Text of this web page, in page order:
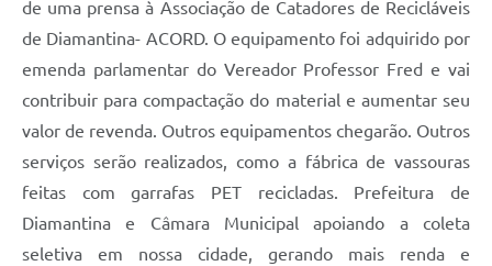
de uma prensa à Associação de Catadores de Recicláveis
de Diamantina- ACORD. O equipamento foi adquirido por
emenda parlamentar do Vereador Professor Fred e vai
contribuir para compactação do material e aumentar seu
valor de revenda. Outros equipamentos chegarão. Outros
serviços serão realizados, como a fábrica de vassouras
feitas com garrafas PET recicladas. Prefeitura de
Diamantina e Câmara Municipal apoiando a coleta
seletiva em nossa cidade, gerando mais renda e